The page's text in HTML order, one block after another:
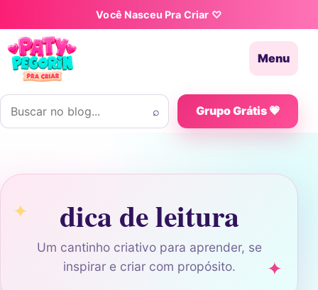
Pular para o conteúdoVocê Nasceu Pra Criar ♡
Menu
Buscar por:
⌕ Grupo Grátis 💗
dica de leitura
Um cantinho criativo para aprender, se
inspirar e criar com propósito.